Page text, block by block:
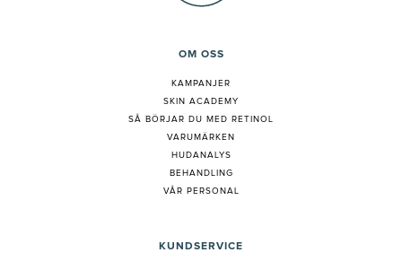
OM OSS
KAMPANJER
SKIN ACADEMY
SÅ BÖRJAR DU MED RETINOL
VARUMÄRKEN
HUDANALYS
BEHANDLING
VÅR PERSONAL
KUNDSERVICE